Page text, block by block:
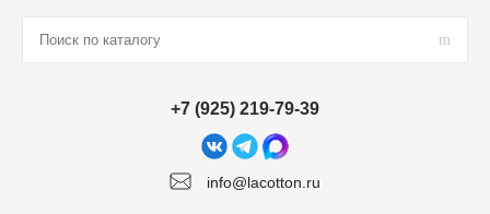
info@lacotton.ru
+7 (925) 219-79-39